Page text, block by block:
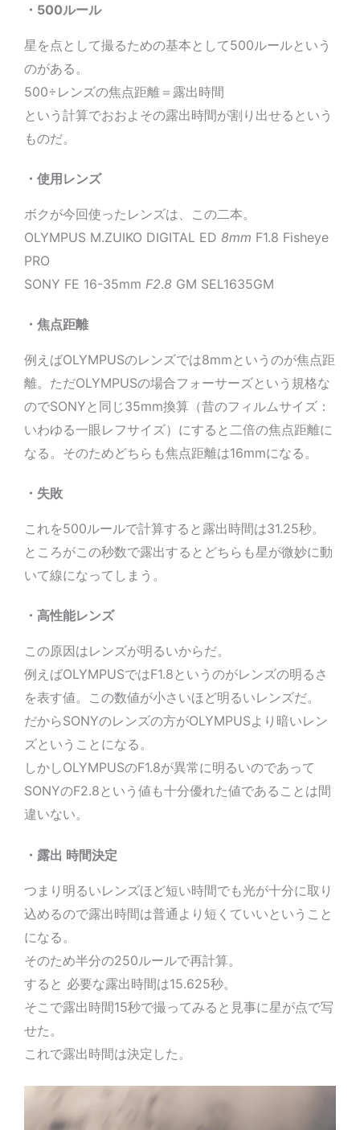
・500ルール
星を点として撮るための基本として500ルールという
のがある。
500÷レンズの焦点距離＝露出時間
という計算でおおよその露出時間が割り出せるという
ものだ。
・使用レンズ
ボクが今回使ったレンズは、この二本。
OLYMPUS M.ZUIKO DIGITAL ED 8mm F1.8 Fisheye
PRO
SONY FE 16-35mm F2.8 GM SEL1635GM
・焦点距離
例えばOLYMPUSのレンズでは8mmというのが焦点距
離。ただOLYMPUSの場合フォーサーズという規格な
のでSONYと同じ35mm換算（昔のフィルムサイズ：
いわゆる一眼レフサイズ）にすると二倍の焦点距離に
なる。そのためどちらも焦点距離は16mmになる。
・失敗
これを500ルールで計算すると露出時間は31.25秒。
ところがこの秒数で露出するとどちらも星が微妙に動
いて線になってしまう。
・高性能レンズ
この原因はレンズが明るいからだ。
例えばOLYMPUSではF1.8というのがレンズの明るさ
を表す値。この数値が小さいほど明るいレンズだ。
だからSONYのレンズの方がOLYMPUSより暗いレン
ズということになる。
しかしOLYMPUSのF1.8が異常に明るいのであって
SONYのF2.8という値も十分優れた値であることは間
違いない。
・露出 時間決定
つまり明るいレンズほど短い時間でも光が十分に取り
込めるので露出時間は普通より短くていいということ
になる。
そのため半分の250ルールで再計算。
すると 必要な露出時間は15.625秒。
そこで露出時間15秒で撮ってみると見事に星が点で写
せた。
これで露出時間は決定した。